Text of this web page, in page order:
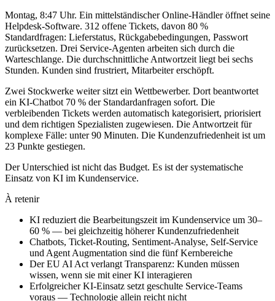
Montag, 8:47 Uhr. Ein mittelständischer Online-Händler öffnet seine
Helpdesk-Software. 312 offene Tickets, davon 80 %
Standardfragen: Lieferstatus, Rückgabebedingungen, Passwort
zurücksetzen. Drei Service-Agenten arbeiten sich durch die
Warteschlange. Die durchschnittliche Antwortzeit liegt bei sechs
Stunden. Kunden sind frustriert, Mitarbeiter erschöpft.
Zwei Stockwerke weiter sitzt ein Wettbewerber. Dort beantwortet
ein KI-Chatbot 70 % der Standardanfragen sofort. Die
verbleibenden Tickets werden automatisch kategorisiert, priorisiert
und dem richtigen Spezialisten zugewiesen. Die Antwortzeit für
komplexe Fälle: unter 90 Minuten. Die Kundenzufriedenheit ist um
23 Punkte gestiegen.
Der Unterschied ist nicht das Budget. Es ist der systematische
Einsatz von KI im Kundenservice.
À retenir
KI reduziert die Bearbeitungszeit im Kundenservice um 30–
60 % — bei gleichzeitig höherer Kundenzufriedenheit
Chatbots, Ticket-Routing, Sentiment-Analyse, Self-Service
und Agent Augmentation sind die fünf Kernbereiche
Der EU AI Act verlangt Transparenz: Kunden müssen
wissen, wenn sie mit einer KI interagieren
Erfolgreicher KI-Einsatz setzt geschulte Service-Teams
voraus — Technologie allein reicht nicht